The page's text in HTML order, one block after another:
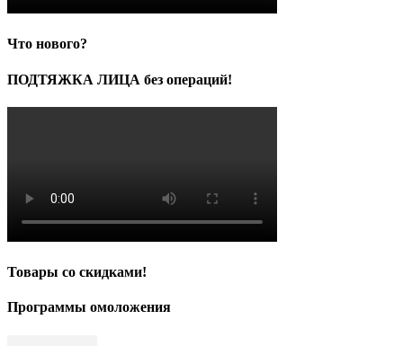
Что нового?
ПОДТЯЖКА ЛИЦА без операций!
Товары со скидками!
Программы омоложения